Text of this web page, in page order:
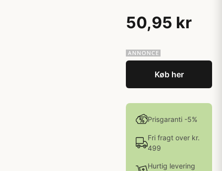
50,95 kr
Køb her
Prisgaranti -5%
Fri fragt over kr.
499
Hurtig levering